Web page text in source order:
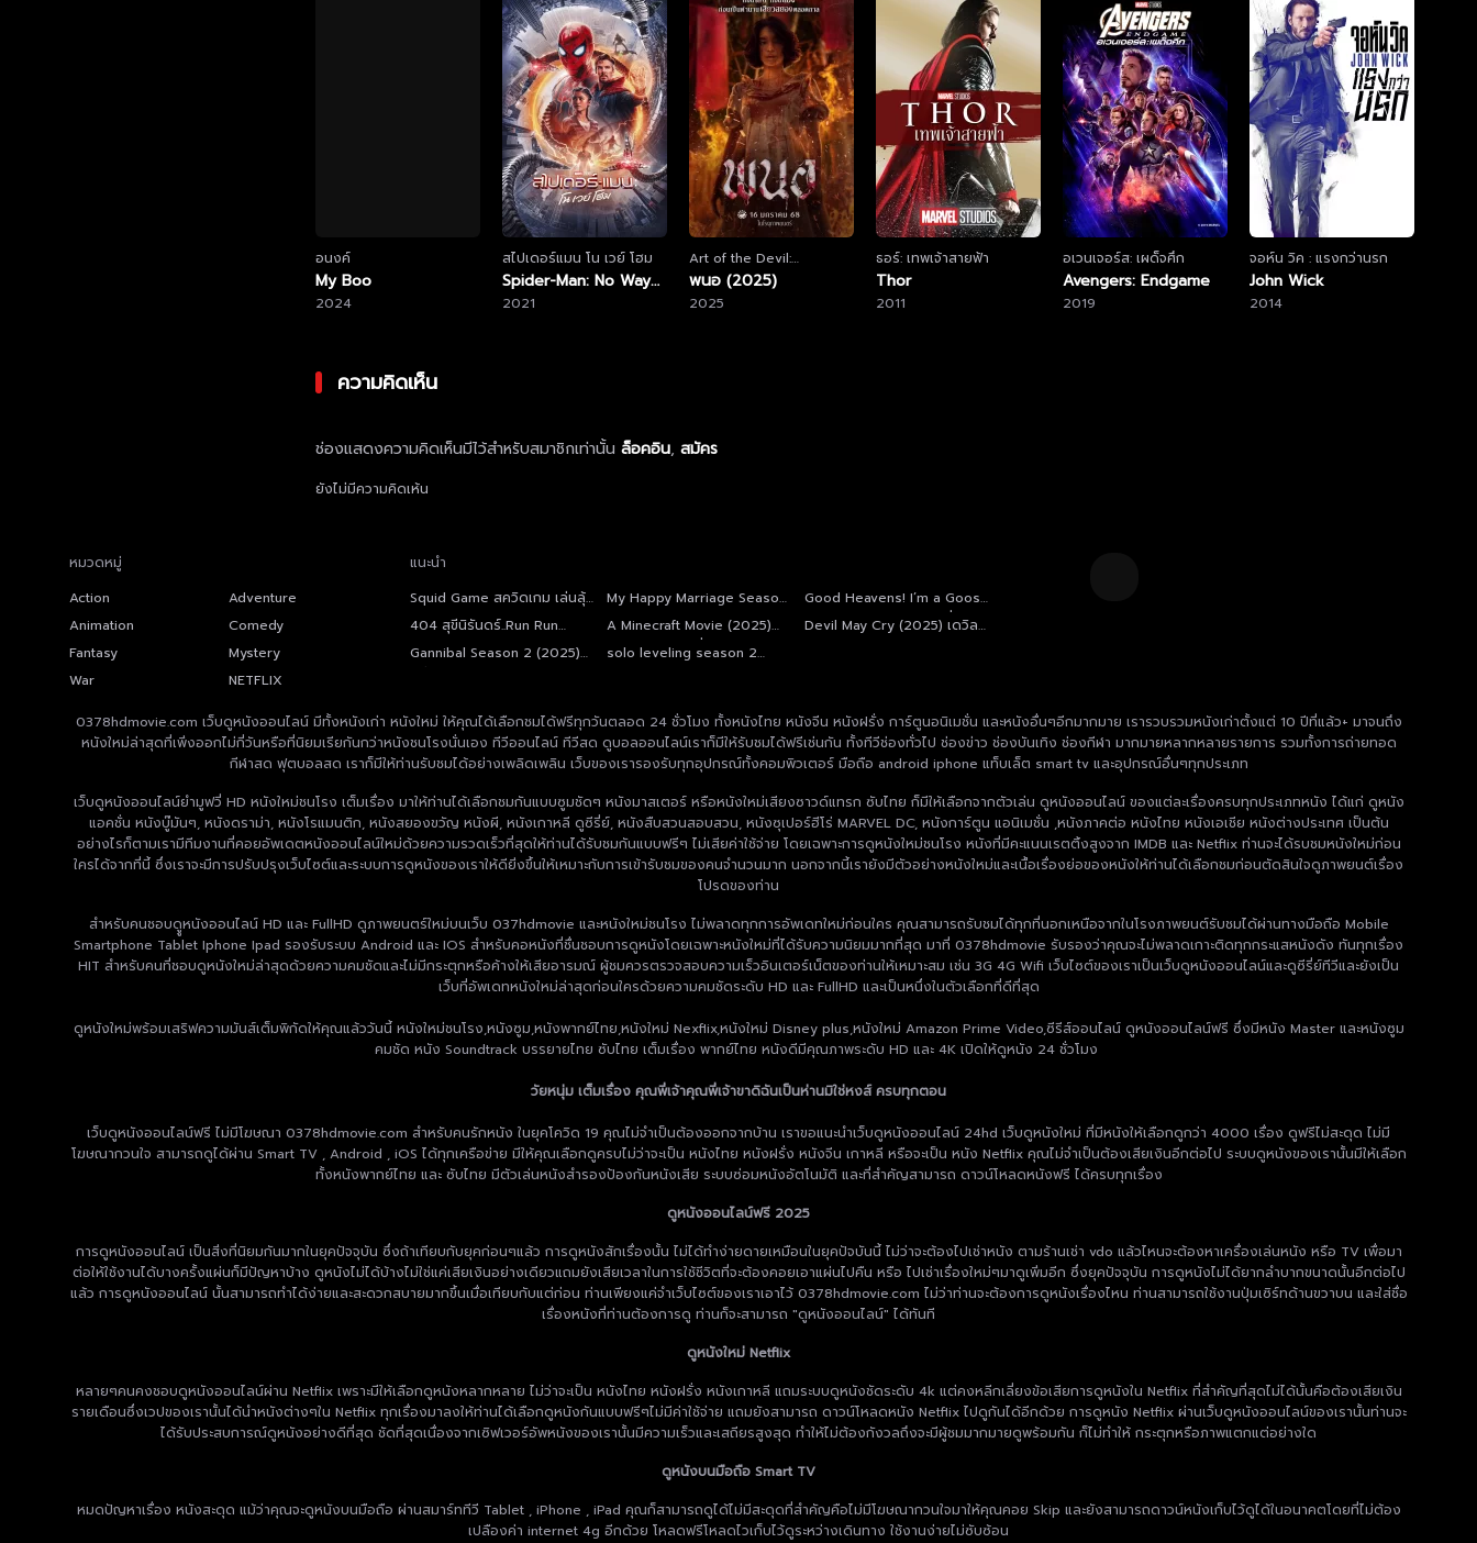
อนงค์
My Boo
2024
สไปเดอร์แมน โน เวย์ โฮม
Spider-Man: No Way
Home
2021
Art of the Devil:
Beginning
พนอ (2025)
2025
ธอร์: เทพเจ้าสายฟ้า
Thor
2011
อเวนเจอร์ส: เผด็จศึก
Avengers: Endgame
2019
จอห์น วิค : แรงกว่านรก
John Wick
2014
ความคิดเห็น
ช่องแสดงความคิดเห็นมีไว้สำหรับสมาชิกเท่านั้น ล็อคอิน, สมัคร
ยังไม่มีความคิดเห้น
หมวดหมู่
Action
Adventure
Animation
Comedy
Fantasy
Mystery
War
NETFLIX
แนะนำ
Squid Game สควิดเกม เล่นลุ้น
ตาย
My Happy Marriage Season
2
Good Heavens! I’m a Goose
not a Swan(2025) คุณพี่เจ้าขา
ดิฉันเป็นห่านมิใช่หงส์
404 สุขีนิรันดร์..Run Run
(2024) 404 Run Run
A Minecraft Movie (2025)
ไมน์คราฟต์ มูฟวี่
Devil May Cry (2025) เดวิล
Gannibal Season 2 (2025)
หมู่บ้านกินคน
solo leveling season 2
0378hdmovie.com เว็บดูหนังออนไลน์ มีทั้งหนังเก่า หนังใหม่ ให้คุณได้เลือกชมได้ฟรีทุกวันตลอด 24 ชั่วโมง ทั้งหนังไทย หนังจีน หนังฝรั่ง การ์ตูนอนิเมชั่น และหนังอื่นๆอีกมากมาย เรารวบรวมหนังเก่าตั้งแต่ 10 ปีที่แล้ว+ มาจนถึง
หนังใหม่ล่าสุดที่เพิ่งออกไม่กี่วันหรือที่นิยมเรียกันกว่าหนังชนโรงนั่นเอง ทีวีออนไลน์ ทีวีสด ดูบอลออนไลน์เราก็มีให้รับชมได้ฟรีเช่นกัน ทั้งทีวีช่องทั่วไป ช่องข่าว ช่องบันเทิง ช่องกีฬา มากมายหลากหลายรายการ รวมทั้งการถ่ายทอด
กีฬาสด ฟุตบอลสด เราก็มีให้ท่านรับชมได้อย่างเพลิดเพลิน เว็บของเรารองรับทุกอุปกรณ์ทั้งคอมพิวเตอร์ มือถือ android iphone แท็บเล็ต smart tv และอุปกรณ์อื่นๆทุกประเภท
เว็บดูหนังออนไลน์ยำมูฟวี่ HD หนังใหม่ชนโรง เต็มเรื่อง มาให้ท่านได้เลือกชมกันแบบซูมชัดๆ หนังมาสเตอร์ หรือหนังใหม่เสียงซาวด์แทรก ซับไทย ก็มีให้เลือกจากตัวเล่น ดูหนังออนไลน์ ของแต่ละเรื่องครบทุกประเภทหนัง ได้แก่ ดูหนัง
แอคชั่น หนังบู๊มันๆ, หนังดราม่า, หนังโรแมนติก, หนังสยองขวัญ หนังผี, หนังเกาหลี ดูซีรี่ย์, หนังสืบสวนสอบสวน, หนังซุเปอร์ฮีโร่ MARVEL DC, หนังการ์ตูน แอนิเมชั่น ,หนังภาคต่อ หนังไทย หนังเอเชีย หนังต่างประเทศ เป็นต้น
อย่างไรก็ตามเรามีทีมงานที่คอยอัพเดตหนังออนไลน์ใหม่ด้วยความรวดเร็วที่สุดให้ท่านได้รับชมกันแบบฟรีๆ ไม่เสียค่าใช้จ่าย โดยเฉพาะการดูหนังใหม่ชนโรง หนังที่มีคะแนนเรตติ้งสูงจาก IMDB และ Netflix ท่านจะได้รบชมหนังใหม่ก่อน
ใครได้จากที่นี้ ซึ่งเราจะมีการปรับปรุงเว็บไซต์และระบบการดูหนังของเราให้ดียิ่งขึ้นให้เหมาะกับการเข้ารับชมของคนจำนวนมาก นอกจากนี้เรายังมีตัวอย่างหนังใหม่และเนื้อเรื่องย่อของหนังให้ท่านได้เลือกชมก่อนตัดสินใจดูภาพยนต์เรื่อง
โปรดของท่าน
สำหรับคนชอบดููหนังออนไลน์ HD และ FullHD ดูภาพยนตร์ใหม่บนเว็บ 037hdmovie และหนังใหม่ชนโรง ไม่พลาดทุกการอัพเดทใหม่ก่อนใคร คุณสามารถรับชมได้ทุกที่นอกเหนือจากในโรงภาพยนต์รับชมได้ผ่านทางมือถือ Mobile
Smartphone Tablet Iphone Ipad รองรับระบบ Android และ IOS สำหรับคอหนังที่ชื่นชอบการดูหนังโดยเฉพาะหนังใหม่ที่ได้รับความนิยมมากที่สุด มาที่ 0378hdmovie รับรองว่าคุณจะไม่พลาดเกาะติดทุกกระแสหนังดัง ทันทุกเรื่อง
HIT สำหรับคนที่ชอบดูหนังใหม่ล่าสุดด้วยความคมชัดและไม่มีกระตุกหรือค้างให้เสียอารมณ์ ผู้ชมควรตรวจสอบความเร็วอินเตอร์เน็ตของท่านให้เหมาะสม เช่น 3G 4G Wifi เว็บไซต์ของเราเป็นเว็บดูหนังออนไลน์และดูซีรี่ย์ทีวีและยังเป็น
เว็บที่อัพเดทหนังใหม่ล่าสุดก่อนใครด้วยความคมชัดระดับ HD และ FullHD และเป็นหนึ่งในตัวเลือกที่ดีที่สุด
ดูหนังใหม่พร้อมเสริฟความมันส์เต็มพิกัดให้คุณแล้ววันนี้ หนังใหม่ชนโรง,หนังซูม,หนังพากย์ไทย,หนังใหม่ Nexflix,หนังใหม่ Disney plus,หนังใหม่ Amazon Prime Video,ซีรีส์ออนไลน์ ดูหนังออนไลน์ฟรี ซึ่งมีหนัง Master และหนังซูม
คมชัด หนัง Soundtrack บรรยายไทย ซับไทย เต็มเรื่อง พากย์ไทย หนังดีมีคุณภาพระดับ HD และ 4K เปิดให้ดูหนัง 24 ชั่วโมง
วัยหนุ่ม เต็มเรื่อง คุณพี่เจ้าคุณพี่เจ้าขาดิฉันเป็นห่านมิใช่หงส์ ครบทุกตอน
เว็บดูหนังออนไลน์ฟรี ไม่มีโฆษณา 0378hdmovie.com สำหรับคนรักหนัง ในยุคโควิด 19 คุณไม่จำเป็นต้องออกจากบ้าน เราขอแนะนำเว็บดูหนังออนไลน์ 24hd เว็บดูหนังใหม่ ที่มีหนังให้เลือกดูกว่า 4000 เรื่อง ดูฟรีไม่สะดุด ไม่มี
โฆษณากวนใจ สามารถดูได้ผ่าน Smart TV , Android , iOS ได้ทุกเครือข่าย มีให้คุณเลือกดูครบไม่ว่าจะเป็น หนังไทย หนังฝรั่ง หนังจีน เกาหลี หรือจะเป็น หนัง Netflix คุณไม่จำเป็นต้องเสียเงินอีกต่อไป ระบบดูหนังของเรานั้นมีให้เลือก
ทั้งหนังพากย์ไทย และ ซับไทย มีตัวเล่นหนังสำรองป้องกันหนังเสีย ระบบซ่อมหนังอัตโนมัติ และที่สำคัญสามารถ ดาวน์โหลดหนังฟรี ได้ครบทุกเรื่อง
ดูหนังออนไลน์ฟรี 2025
การดูหนังออนไลน์ เป็นสิ่งที่นิยมกันมากในยุคปัจจุบัน ซึ่งถ้าเทียบกับยุคก่อนๆแล้ว การดูหนังสักเรื่องนั้น ไม่ได้ทำง่ายดายเหมือนในยุคปัจบันนี้ ไม่ว่าจะต้องไปเช่าหนัง ตามร้านเช่า vdo แล้วไหนจะต้องหาเครื่องเล่นหนัง หรือ TV เพื่อมา
ต่อให้ใช้งานได้บางครั้งแผ่นก็มีปัญหาบ้าง ดูหนังไม่ได้บ้างไม่ใช่แค่เสียเงินอย่างเดียวแถมยังเสียเวลาในการใช้ชีวิตที่จะต้องคอยเอาแผ่นไปคืน หรือ ไปเช่าเรื่องใหม่ๆมาดูเพิ่มอีก ซึ่งยุคปัจจุบัน การดูหนังไม่ได้ยากลำบากขนาดนั้นอีกต่อไป
แล้ว การดูหนังออนไลน์ นั้นสามารถทำได้ง่ายและสะดวกสบายมากขึ้นเมื่อเทียบกับแต่ก่อน ท่านเพียงแค่จำเว็บไซต์ของเราเอาไว้ 0378hdmovie.com ไม่ว่าท่านจะต้องการดูหนังเรื่องไหน ท่านสามารถใช้งานปุ่มเซิร์ทด้านขวาบน และใส่ชื่อ
เรื่องหนังที่ท่านต้องการดู ท่านก็จะสามารถ "ดูหนังออนไลน์" ได้ทันที
ดูหนังใหม่ Netflix
หลายๆคนคงชอบดูหนังออนไลน์ผ่าน Netflix เพราะมีให้เลือกดูหนังหลากหลาย ไม่ว่าจะเป็น หนังไทย หนังฝรั่ง หนังเกาหลี แถมระบบดูหนังชัดระดับ 4k แต่คงหลีกเลี่ยงข้อเสียการดูหนังใน Netflix ที่สำคัญที่สุดไม่ได้นั้นคือต้องเสียเงิน
รายเดือนซึ่งเวปของเรานั้นได้นำหนังต่างๆใน Netflix ทุกเรื่องมาลงให้ท่านได้เลือกดูหนังกันแบบฟรีๆไม่มีค่าใช้จ่าย แถมยังสามารถ ดาวน์โหลดหนัง Netflix ไปดูกันได้อีกด้วย การดูหนัง Netflix ผ่านเว็บดูหนังออนไลน์ของเรานั้นท่านจะ
ได้รับประสบการณ์ดูหนังอย่างดีที่สุด ชัดที่สุดเนื่องจากเซิฟเวอร์อัพหนังของเรานั้นมีความเร็วและเสถียรสูงสุด ทำให้ไม่ต้องกังวลถึงจะมีผู้ชมมากมายดูพร้อมกัน ก็ไม่ทำให้ กระตุกหรือภาพแตกแต่อย่างใด
ดูหนังบนมือถือ Smart TV
หมดปัญหาเรื่อง หนังสะดุด แม้ว่าคุณจะดูหนังบนมือถือ ผ่านสมาร์ททีวี Tablet , iPhone , iPad คุณก็สามารถดูได้ไม่มีสะดุดที่สำคัญคือไม่มีโฆษณากวนใจมาให้คุณคอย Skip และยังสามารถดาวน์หนังเก็บไว้ดูได้ในอนาคตโดยที่ไม่ต้อง
เปลืองค่า internet 4g อีกด้วย โหลดฟรีโหลดไวเก็บไว้ดูระหว่างเดินทาง ใช้งานง่ายไม่ซับซ้อน